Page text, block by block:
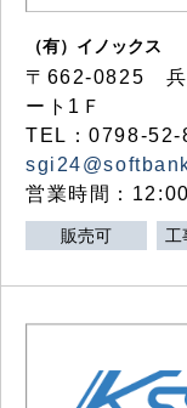
（有）イノックス
〒662-0825 兵
ート1Ｆ
TEL：0798-
営業時間：
販売可 工